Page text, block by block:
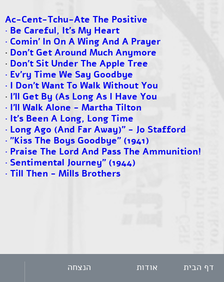
Ac-Cent-Tchu-Ate The Positive
· Be Careful, It's My Heart
· Comin' In On A Wing And A Prayer
· Don't Get Around Much Anymore
· Don't Sit Under The Apple Tree
· Ev'ry Time We Say Goodbye
· I Don't Want To Walk Without You
· I'll Get By (As Long As I Have You
· I'll Walk Alone - Martha Tilton
· It's Been A Long, Long Time
· Long Ago (And Far Away)" - Jo Stafford
· ”Kiss The Boys Goodbye” (1941)
· Praise The Lord And Pass The Ammunition!
· Sentimental Journey" (1944)
· Till Then - Mills Brothers
דף הבית אודות הנצחה